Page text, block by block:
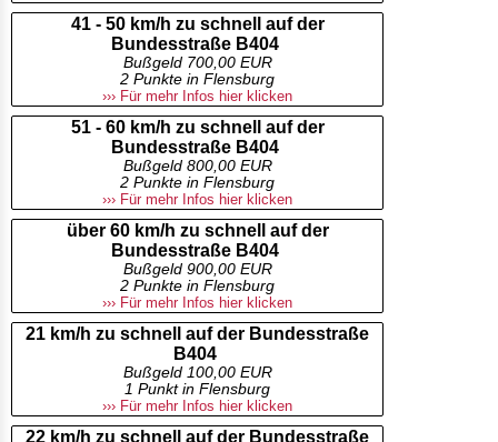
41 - 50 km/h zu schnell auf der
Bundesstraße B404
Bußgeld 700,00 EUR
2 Punkte in Flensburg
››› Für mehr Infos hier klicken
51 - 60 km/h zu schnell auf der
Bundesstraße B404
Bußgeld 800,00 EUR
2 Punkte in Flensburg
››› Für mehr Infos hier klicken
über 60 km/h zu schnell auf der
Bundesstraße B404
Bußgeld 900,00 EUR
2 Punkte in Flensburg
››› Für mehr Infos hier klicken
21 km/h zu schnell auf der Bundesstraße
B404
Bußgeld 100,00 EUR
1 Punkt in Flensburg
››› Für mehr Infos hier klicken
22 km/h zu schnell auf der Bundesstraße